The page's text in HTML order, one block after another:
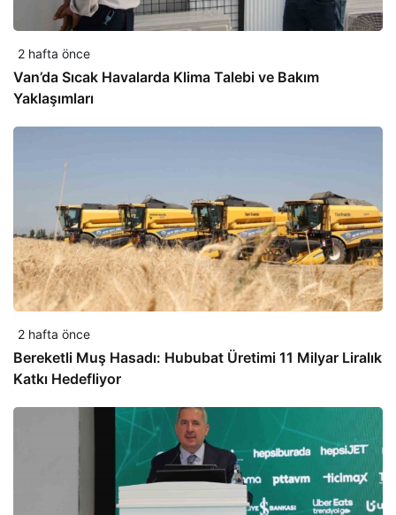
2 hafta önce
Van’da Sıcak Havalarda Klima Talebi ve Bakım
Yaklaşımları
2 hafta önce
Bereketli Muş Hasadı: Hububat Üretimi 11 Milyar Liralık
Katkı Hedefliyor